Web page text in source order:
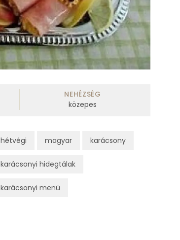
NEHÉZSÉG
közepes
hétvégi magyar karácsony
karácsonyi hidegtálak
karácsonyi menü